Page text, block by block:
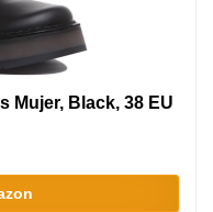
Mujer, Black, 38 EU